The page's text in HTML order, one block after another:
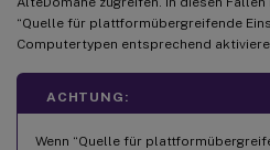
“Quelle für plattformübergreifende
Computertypen entsprechend
ACHTUNG:
Wenn “Quelle für